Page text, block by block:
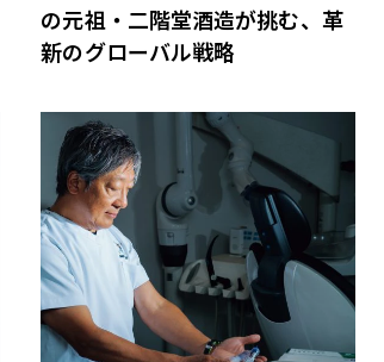
の元祖・二階堂酒造が挑む、革
新のグローバル戦略